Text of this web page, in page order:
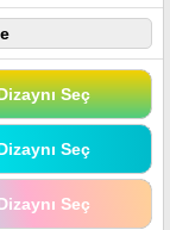
Seç
Seç
Seç